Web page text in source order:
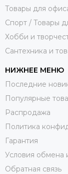
Товары для
Спорт / Товары
Хобби и
Сантехника и
НИЖНЕЕ МЕНЮ
Последние
Популярные
Распродажа
Политика
Гарантия
Условия обмена
Обратная связь